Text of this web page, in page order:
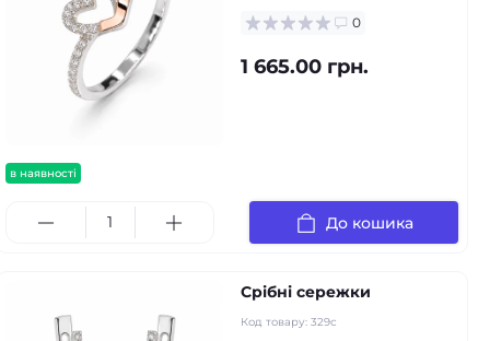
в наявності
0
1 665.00 грн.
До кошика
Срібні сережки
Код товару: 329с